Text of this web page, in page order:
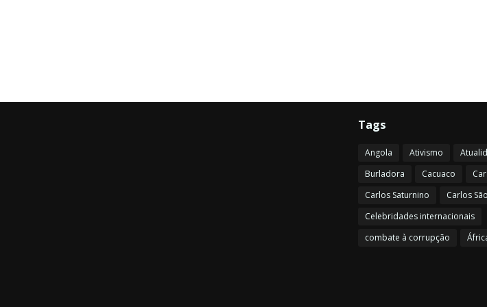
Tags
Angola Ativismo
Burladora
Cacuaco
Carlos Saturnino
Carlos
Celebridades internacionais
combate à corrupção